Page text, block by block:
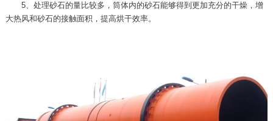
5、处理砂石的量比较多，筒体内的砂石能够得到更加充分的干燥，增
大热风和砂石的接触面积，提高烘干效率。